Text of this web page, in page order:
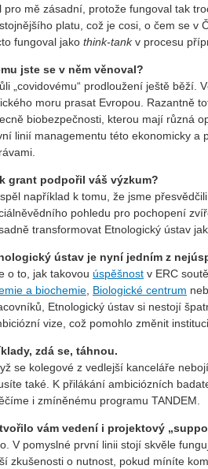
pro mě zásadní, protože fungoval tak
platu, což je cosi, o čem se v
fungoval jako think-tankv procesu
jste se v něm věnoval?
„covidovému“ prodloužení ještě běží.
moru prasat Evropou. Razantně
biobezpečnosti, kterou mají různá
linií managementu této ekonomicky a
grant podpořil váš výzkum?
například k tomu, že jsme
pohledu pro pochopení
transformovat Etnologický ústav
ústav je nyní jedním z
o to, jak takovou úspěšnost v ERC
a biochemie, Biologické centrum
Etnologický ústav si nestojí
vize, což pomohlo změnit
zdá se, táhnou.
se kolegové z vedlejší kanceláře
také. K přilákání ambiciózních
i zmíněnému programu TANDEM.
vám vedení i projektový
V pomyslné první linii stojí skvěle
zkušenosti o nutnost, pokud míníte